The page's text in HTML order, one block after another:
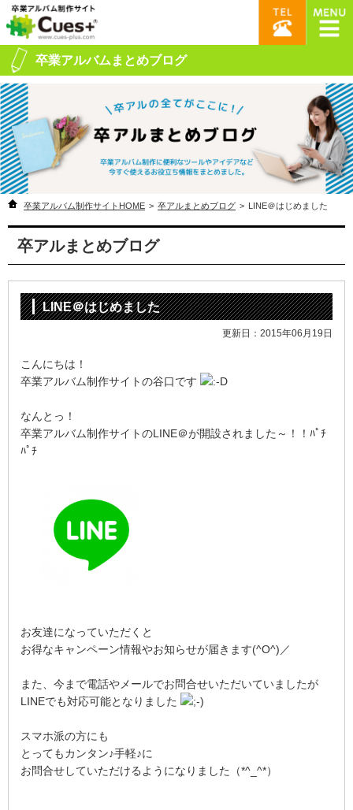
卒業アルバムまとめブログ
卒業アルバム制作サイトHOME > 卒アルまとめブログ > LINE＠はじめました
卒アルまとめブログ
LINE＠はじめました
更新日：2015年06月19日
こんにちは！
卒業アルバム制作サイトの谷口です
なんとっ！
卒業アルバム制作サイトのLINE＠が開設されました～！！ﾊﾟﾁ
ﾊﾟﾁ
お友達になっていただくと
お得なキャンペーン情報やお知らせが届きます(^O^)／
また、今まで電話やメールでお問合せいただいていましたが
LINEでも対応可能となりました
スマホ派の方にも
とってもカンタン♪手軽♪に
お問合せしていただけるようになりました（*^_^*）